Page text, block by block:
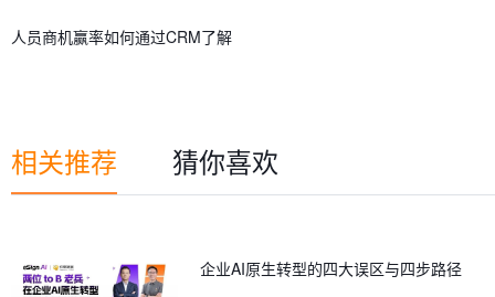
人员商机赢率如何通过CRM了解
相关推荐 猜你喜欢
企业AI原生转型的四大误区与四步路径